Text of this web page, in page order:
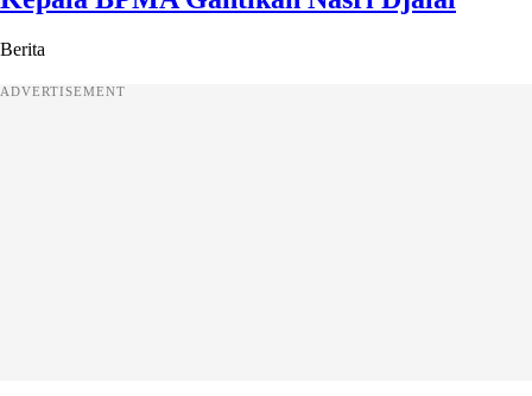
Berita
ADVERTISEMENT